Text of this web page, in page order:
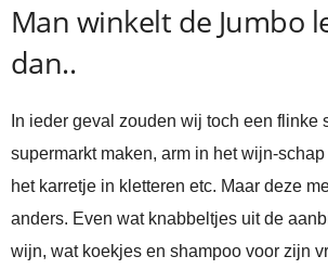
Man winkelt de Jumbo
dan..
In ieder geval zouden wij toch een flinke
supermarkt maken, arm in het wijn-
het karretje in kletteren etc. Maar deze
anders. Even wat knabbeltjes uit de
wijn, wat koekjes en shampoo voor zijn